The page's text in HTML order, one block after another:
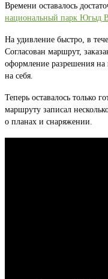
Времени оставалось
национальный парк Югыд
На удивление быстро, в
Согласован маршрут,
оформление разрешения на
на себя.
Теперь оставалось только
маршруту записал
о планах и снаряжении.